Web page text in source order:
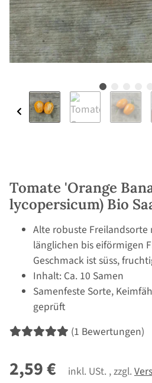
Tomate 'Orange
lycopersicum) Bio
Alte robuste
länglichen bis eiförmigen
Geschmack ist süss,
Inhalt: Ca. 10 Samen
Samenfeste Sorte,
geprüft
(1 Bewertungen)
2,59 € inkl. USt. , zzgl.